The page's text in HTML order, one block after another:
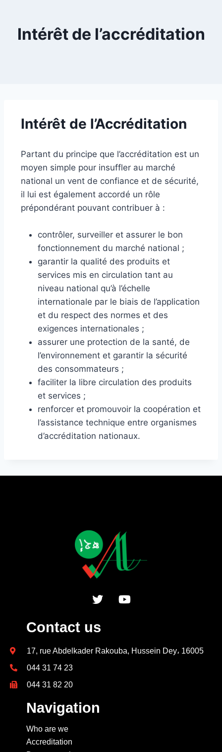
Intérêt de l’accréditation
Intérêt de l’Accréditation
Partant du principe que l’accréditation est un
moyen simple pour insuffler au marché
national un vent de confiance et de sécurité,
il lui est également accordé un rôle
prépondérant pouvant contribuer à :
contrôler, surveiller et assurer le bon
fonctionnement du marché national ;
garantir la qualité des produits et
services mis en circulation tant au
niveau national qu’à l’échelle
internationale par le biais de l’application
et du respect des normes et des
exigences internationales ;
assurer une protection de la santé, de
l’environnement et garantir la sécurité
des consommateurs ;
faciliter la libre circulation des produits
et services ;
renforcer et promouvoir la coopération et
l’assistance technique entre organismes
d’accréditation nationaux.
Contact us
17, rue Abdelkader Rakouba, Hussein Dey، 16005
044 31 74 23
044 31 82 20
Navigation
Who are we
Accreditation